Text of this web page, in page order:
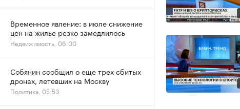
Временное явление: в июле снижение
цен на жилье резко замедлилось
Недвижимость, 06:00
Собянин сообщил о еще трех сбитых
дронах, летевших на Москву
Политика, 05:53